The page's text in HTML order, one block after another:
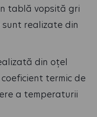
tablă vopsită gri
realizate din
din oțel
termic de
a temperaturii